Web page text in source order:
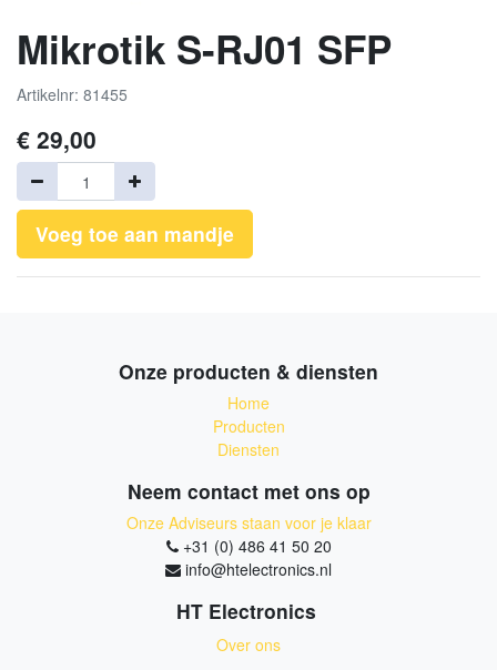
Mikrotik S-RJ01 SFP
Artikelnr: 81455
€ 29,00
Voeg toe aan mandje
Onze producten & diensten
Home
Producten
Diensten
Neem contact met ons op
Onze Adviseurs staan voor je klaar
+31 (0) 486 41 50 20
info@htelectronics.nl
HT Electronics
Over ons